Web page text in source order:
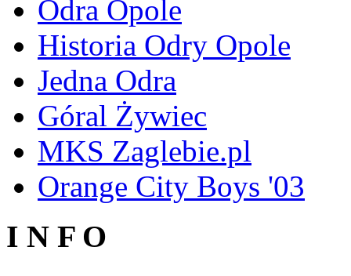
Odra Opole
Historia Odry Opole
Jedna Odra
Góral Żywiec
MKS Zaglebie.pl
Orange City Boys '03
I N F O